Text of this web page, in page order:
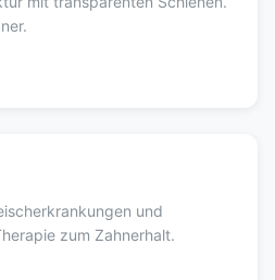
und
zum Zahnerhalt.